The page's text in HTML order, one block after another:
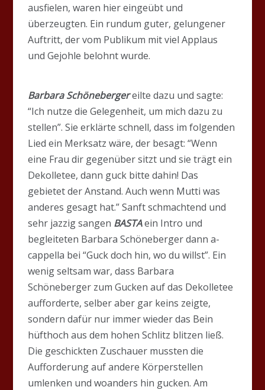
ausfielen, waren hier eingeübt und
überzeugten. Ein rundum guter, gelungener
Auftritt, der vom Publikum mit viel Applaus
und Gejohle belohnt wurde.
Barbara Schönebergereilte dazu und sagte:
“Ich nutze die Gelegenheit, um mich dazu zu
stellen”. Sie erklärte schnell, dass im folgenden
Lied ein Merksatz wäre, der besagt: “Wenn
eine Frau dir gegenüber sitzt und sie trägt ein
Dekolletee, dann guck bitte dahin! Das
gebietet der Anstand. Auch wenn Mutti was
anderes gesagt hat.” Sanft schmachtend und
sehr jazzig sangen BASTAein Intro und
begleiteten Barbara Schöneberger dann a-
cappella bei “Guck doch hin, wo du willst”. Ein
wenig seltsam war, dass Barbara
Schöneberger zum Gucken auf das Dekolletee
aufforderte, selber aber gar keins zeigte,
sondern dafür nur immer wieder das Bein
hüfthoch aus dem hohen Schlitz blitzen ließ.
Die geschickten Zuschauer mussten die
Aufforderung auf andere Körperstellen
umlenken und woanders hin gucken. Am